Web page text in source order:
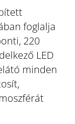
foglalja
220
LED
minden